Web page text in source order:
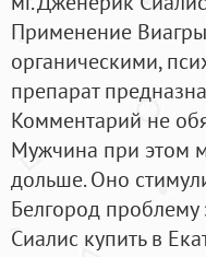
Применение
органическими,
препарат
Комментарий не
Мужчина при этом
дольше. Оно
Белгород
Сиалис купить в